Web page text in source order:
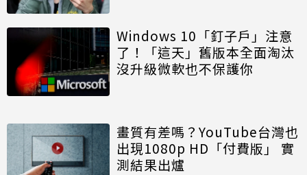
Windows 10「釘子戶」注意
了！「這天」舊版本全面淘汰
沒升級微軟也不保護你
畫質有差嗎？YouTube台灣也
出現1080p HD「付費版」 實
測結果出爐